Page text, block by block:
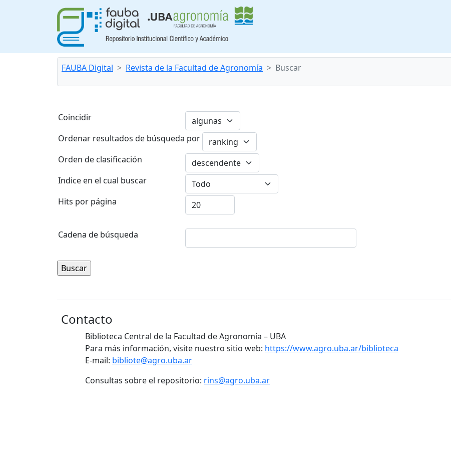
FAUBA Digital Revista de la Facultad de Agronomía Buscar
Coincidir
Ordenar resultados de búsqueda por
Orden de clasificación
Indice en el cual buscar
Hits por página
Cadena de búsqueda
Contacto
Biblioteca Central de la Facultad de Agronomía – UBA
Para más información, visite nuestro sitio web: https://www.agro.uba.ar/biblioteca
E-mail: bibliote@agro.uba.ar
Consultas sobre el repositorio: rins@agro.uba.ar